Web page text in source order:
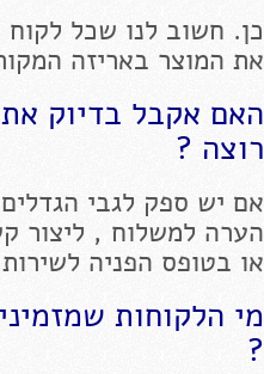
כן. חשוב לנו שכל לקוח
את המוצר באריזה המקורית תוך 14
האם אקבל בדיוק
רוצה ?
אם יש ספק לגבי
הערה למשלוח , ליצור
או בטופס הפניה
מי הלקוחות
?